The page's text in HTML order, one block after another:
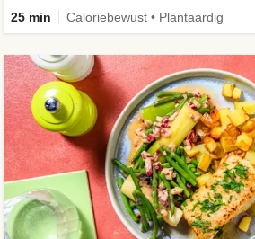
25 min Caloriebewust • Plantaardig